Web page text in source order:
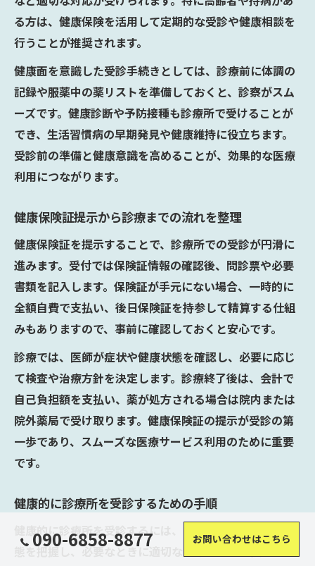
る方は、健康保険を活用して定期的な受診や健康相談を
行うことが推奨されます。
健康面を意識した受診手続きとしては、診療前に体調の
記録や服薬中の薬リストを準備しておくと、診察がスム
ーズです。健康診断や予防接種も診療所で受けることが
でき、生活習慣病の早期発見や健康維持に役立ちます。
受診前の準備と健康意識を高めることが、効果的な医療
利用につながります。
健康保険証提示から診療までの流れを整理
健康保険証を提示することで、診療所での受診が円滑に
進みます。受付では保険証情報の確認後、問診票や必要
書類を記入します。保険証が手元にない場合、一時的に
全額自費で支払い、後日保険証を持参して精算する仕組
みもありますので、事前に確認しておくと安心です。
診療では、医師が症状や健康状態を確認し、必要に応じ
て検査や治療方針を決定します。診療終了後は、会計で
自己負担額を支払い、薬が処方される場合は院内または
院外薬局で受け取ります。健康保険証の提示が受診の第
一歩であり、スムーズな医療サービス利用のために重要
です。
健康的に診療所を受診するための手順
健康的に診療所を受診するには、日頃から自身の健康状
態を把握し、必要なときに適切な医療機関を選択するこ
090-6858-8877 お問い合わせはこちら